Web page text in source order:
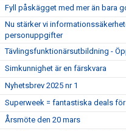
Fyll påskägget med mer än bara
Nu stärker vi
personuppgifter
Tävlingsfunktionärsutbildning -
Simkunnighet är en färskvara
Nyhetsbrev 2025 nr 1
Superweek = fantastiska deals
Årsmöte den 20 mars